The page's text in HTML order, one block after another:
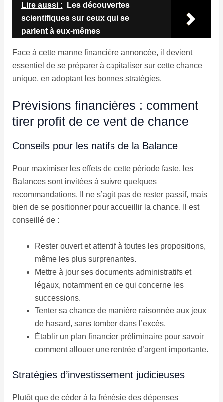
Lire aussi :
Les découvertes
scientifiques sur ceux qui se
parlent à eux-mêmes
Face à cette manne financière annoncée, il devient
essentiel de se préparer à capitaliser sur cette chance
unique, en adoptant les bonnes stratégies.
Prévisions financières : comment
tirer profit de ce vent de chance
Conseils pour les natifs de la Balance
Pour maximiser les effets de cette période faste, les
Balances sont invitées à suivre quelques
recommandations. Il ne s’agit pas de rester passif, mais
bien de se positionner pour accueillir la chance. Il est
conseillé de :
Rester ouvert et attentif à toutes les propositions,
même les plus surprenantes.
Mettre à jour ses documents administratifs et
légaux, notamment en ce qui concerne les
successions.
Tenter sa chance de manière raisonnée aux jeux
de hasard, sans tomber dans l’excès.
Établir un plan financier préliminaire pour savoir
comment allouer une rentrée d’argent importante.
Stratégies d’investissement judicieuses
Plutôt que de céder à la frénésie des dépenses